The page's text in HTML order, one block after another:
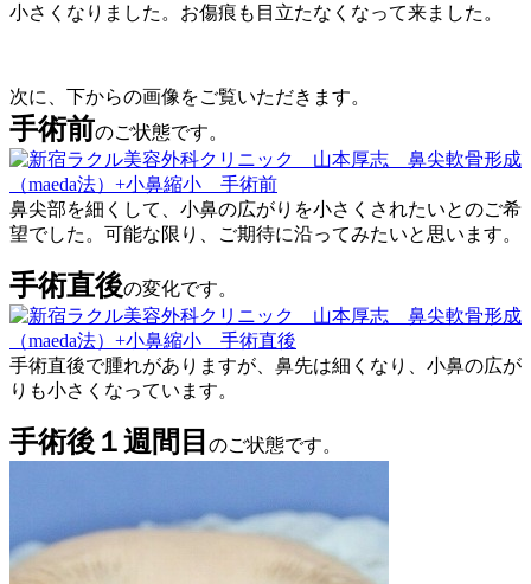
小さくなりました。お傷痕も目立たなくなって来ました。
次に、下からの画像をご覧いただきます。
手術前のご状態です。
鼻尖部を細くして、小鼻の広がりを小さくされたいとのご希
望でした。可能な限り、ご期待に沿ってみたいと思います。
手術直後の変化です。
手術直後で腫れがありますが、鼻先は細くなり、小鼻の広が
りも小さくなっています。
手術後１週間目 のご状態です。